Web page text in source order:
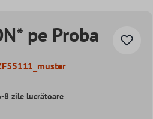
pe Proba
8 zile lucrătoare